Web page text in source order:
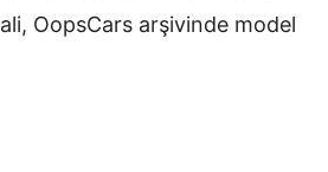
OopsCars arşivinde model